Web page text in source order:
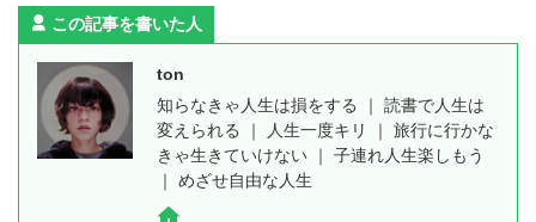
この記事を書いた人
ton
知らなきゃ人生は損をする ｜ 読書で人生は
変えられる ｜ 人生一度キリ ｜ 旅行に行かな
きゃ生きていけない ｜ 子連れ人生楽しもう
｜ めざせ自由な人生